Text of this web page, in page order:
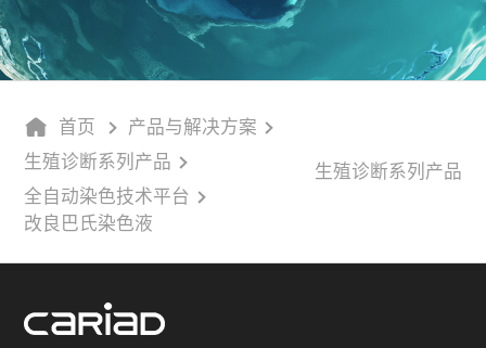
招贤纳士
首页
产品与解决方案
生殖诊断系列产品
全自动染色技术平台
改良巴氏染色液
生殖诊断系列产品